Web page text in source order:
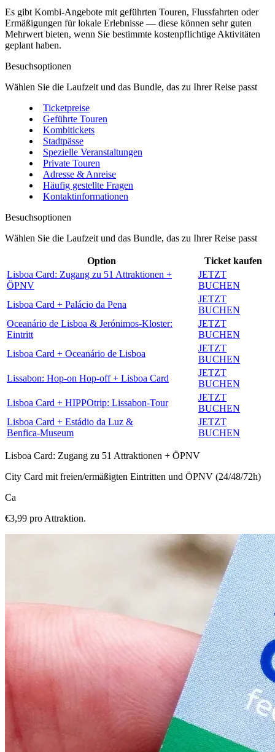
Es gibt Kombi-Angebote mit geführten Touren, Flussfahrten oder
Ermäßigungen für lokale Erlebnisse — diese können sehr guten
Mehrwert bieten, wenn Sie bestimmte kostenpflichtige Aktivitäten
geplant haben.
Besuchsoptionen
Wählen Sie die Laufzeit und das Bundle, das zu Ihrer Reise passt
Ticketpreise
Geführte Touren
Kombitickets
Stadtpässe
Spezielle Veranstaltungen
Private Touren
Adresse & Anreise
Häufig gestellte Fragen
Kontaktinformationen
Besuchsoptionen
Wählen Sie die Laufzeit und das Bundle, das zu Ihrer Reise passt
Option
Ticket kaufen
Lisboa Card: Zugang zu 51 Attraktionen +
ÖPNV
JETZT
BUCHEN
Lisboa Card + Palácio da Pena
JETZT
BUCHEN
Oceanário de Lisboa & Jerónimos‑Kloster:
Eintritt
JETZT
BUCHEN
Lisboa Card + Oceanário de Lisboa
JETZT
BUCHEN
Lissabon: Hop‑on Hop‑off + Lisboa Card
JETZT
BUCHEN
Lisboa Card + HIPPOtrip: Lissabon‑Tour
JETZT
BUCHEN
Lisboa Card + Estádio da Luz &
Benfica‑Museum
JETZT
BUCHEN
Lisboa Card: Zugang zu 51 Attraktionen + ÖPNV
City Card mit freien/ermäßigten Eintritten und ÖPNV (24/48/72h)
Ca
€3,99 pro Attraktion.